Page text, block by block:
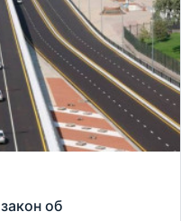
об